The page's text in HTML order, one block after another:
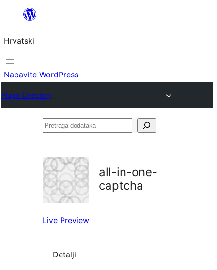
Skoči
sadržaja
Hrvatski
Nabavite WordPress
Plugin Directory
Pretraga
all-in-one-
captcha
Live Preview
Detalji